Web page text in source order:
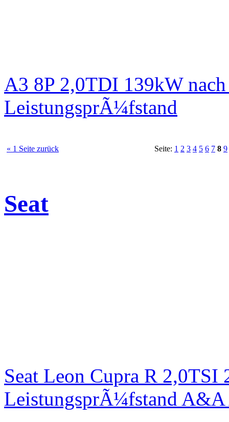
A3 8P 2,0TDI 139kW
LeistungsprÃ¼fstand
« 1 Seite zurück Seite: 1 2 3 4 5 6 7 8 9
Seat
Seat Leon Cupra R
LeistungsprÃ¼fstand